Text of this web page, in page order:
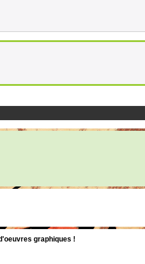
graphiques !